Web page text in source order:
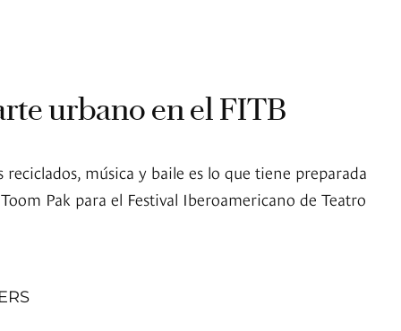
urbano en el FITB
música y baile es lo que tiene preparada
Pak para el Festival Iberoamericano de Teatro